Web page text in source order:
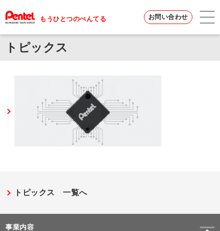
もうひとつのぺんてる お問い合わせ
トピックス
トピックス 一覧へ
事業内容